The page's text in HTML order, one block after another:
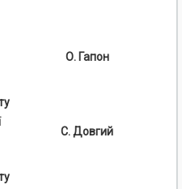
О. Гапон
С. Довгий